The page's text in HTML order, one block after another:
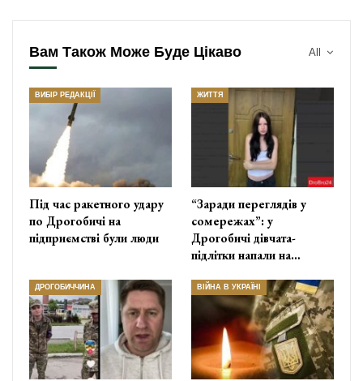
All
Вам Також Може Буде Цікаво
ВИБІР РЕДАКЦІЇ
Під час ракетного удару
по Дрогобичі на
підприємстві були люди
ЖИТТЯ
“Заради переглядів у
сомережах”: у
Дрогобичі дівчата-
підлітки напали на…
ДРОГОБИЧЧИНА ВІЙНА В УКРАЇНІ